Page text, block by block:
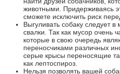
животными. Придерживаясь
сможете исключить риск
Выгуливать собаку следует в
свалки. Так как мусор очень
которые в свою очередь
переносчиками различных
серые крысы переносящие
как лептоспироз.
Нельзя позволять вашей